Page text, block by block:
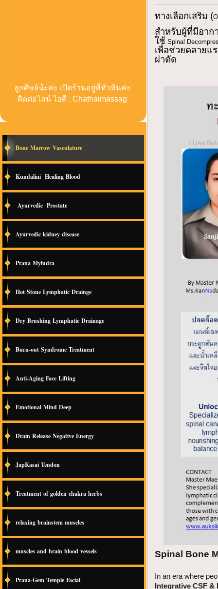
ลูกศิษย์น้ะค่ะ เปิดร้านอยู่ที่หัวหินค่ะ
ติดต่อไลน์ ไอดี : Chathaimassag
Bone Marrow Vasculature
Kundalini Healing Blood
Ayurvedic Prostate
Ayurvedic kidney disease
Prana Myludra
Hot Stone Lymphatic Drainge
Dry Brushing Lymphatic Drainage
Burn-out Syndrome Treatment
Anti-Aging Face Lifting
Emotional Mind Deep
Drain Release Negative Energy
JapKasai Tendon
Treatment of golden chakra herbs
relaxing brainstem muscles
muscles and brain blood vessels
Prana-Gem Temple Facial
ทางเลือกเสริม (
สำหรับผู้ที่มีอาก
ใช้ Spinal
เพื่อช่วยคลายแ
ผ่าตัด
Spinal Bone
In an era where
Integrative CSF